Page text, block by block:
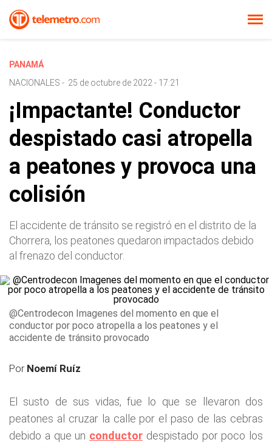
PANAMÁ
NACIONALES - 25 de octubre de 2022 - 17:21
¡Impactante! Conductor
despistado casi atropella
a peatones y provoca una
colisión
El accidente de tránsito se registró en el distrito de la
Chorrera, los peatones quedaron impactados debido
al frenazo del conductor.
@Centrodecon Imagenes del momento en que el
conductor por poco atropella a los peatones y el
accidente de tránsito provocado
Por Noemí Ruíz
El susto de sus vidas, fue lo que se llevaron dos
peatones al cruzar la calle por el paso de las cebras
debido a que un conductor despistado por poco los